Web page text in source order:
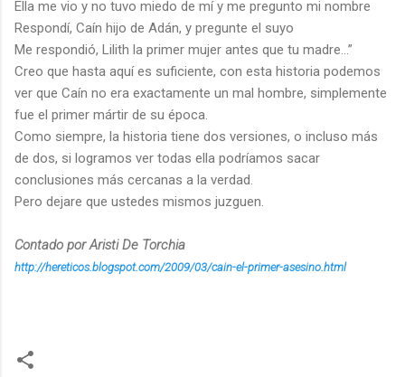
Ella me vio y no tuvo miedo de mí y me pregunto mi nombre
Respondí, Caín hijo de Adán, y pregunte el suyo
Me respondió, Lilith la primer mujer antes que tu madre…”
Creo que hasta aquí es suficiente, con esta historia podemos
ver que Caín no era exactamente un mal hombre, simplemente
fue el primer mártir de su época.
Como siempre, la historia tiene dos versiones, o incluso más
de dos, si logramos ver todas ella podríamos sacar
conclusiones más cercanas a la verdad.
Pero dejare que ustedes mismos juzguen.
Contado por Aristi De Torchia
http://hereticos.blogspot.com/2009/03/cain-el-primer-asesino.html